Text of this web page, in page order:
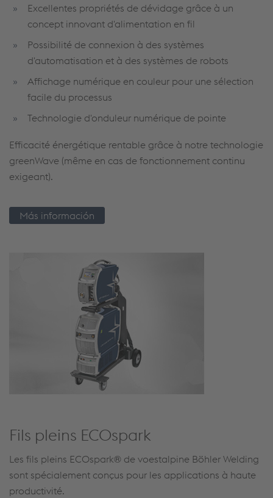
Excellentes propriétés de dévidage grâce à un
concept innovant d'alimentation en fil
Possibilité de connexion à des systèmes
d'automatisation et à des systèmes de robots
Affichage numérique en couleur pour une sélection
facile du processus
Technologie d'onduleur numérique de pointe
Efficacité énergétique rentable grâce à notre technologie
greenWave (même en cas de fonctionnement continu
exigeant).
Más información
Fils pleins ECOspark
Les fils pleins ECOspark® de voestalpine Böhler Welding
sont spécialement conçus pour les applications à haute
productivité.